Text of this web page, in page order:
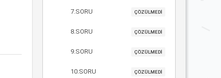
7.SORU ÇÖZÜLMEDİ
8.SORU ÇÖZÜLMEDİ
9.SORU ÇÖZÜLMEDİ
10.SORU ÇÖZÜLMEDİ